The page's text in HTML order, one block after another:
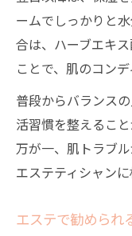
ームでしっかりと
合は、ハーブエキ
ことで、肌のコン
普段からバランス
活習慣を整えるこ
万が一、肌トラブ
エステティシャン
エステで勧められ